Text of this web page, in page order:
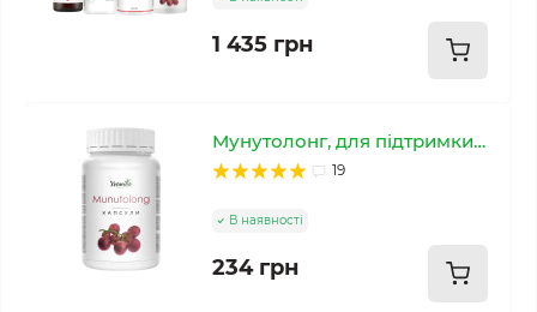
1 435 грн
Мунутолонг, для підтримки імунітету
19
В наявності
234 грн